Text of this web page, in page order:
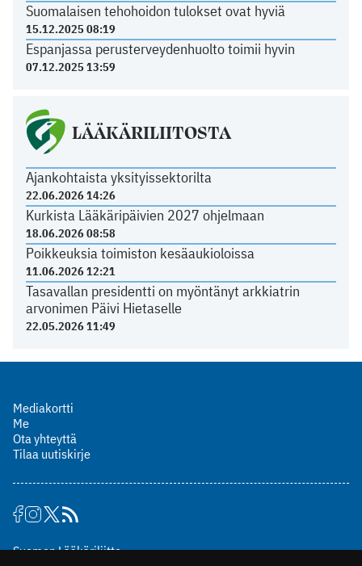
Suomalaisen tehohoidon tulokset ovat hyviä
15.12.2025 08:19
Espanjassa perusterveydenhuolto toimii hyvin
07.12.2025 13:59
LÄÄKÄRILIITOSTA
Ajankohtaista yksityissektorilta
22.06.2026 14:26
Kurkista Lääkäripäivien 2027 ohjelmaan
18.06.2026 08:58
Poikkeuksia toimiston kesäaukioloissa
11.06.2026 12:21
Tasavallan presidentti on myöntänyt arkkiatrin
arvonimen Päivi Hietaselle
22.05.2026 11:49
Mediakortti
Me
Ota yhteyttä
Tilaa uutiskirje
Suomen Lääkäriliitto